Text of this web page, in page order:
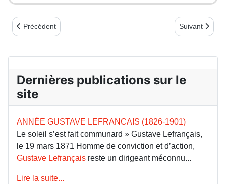
Article précédent : Commune 1871 : éphéméride - 28 mars :
Précédent Article
Suivant
Dernières publications sur le
site
ANNÉE GUSTAVE LEFRANCAIS (1826-1901)
Le soleil s’est fait communard » Gustave Lefrançais,
le 19 mars 1871 Homme de conviction et d’action,
Gustave Lefrançais reste un dirigeant méconnu...
Lire la suite...